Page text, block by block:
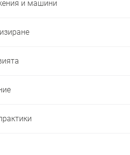
и машини